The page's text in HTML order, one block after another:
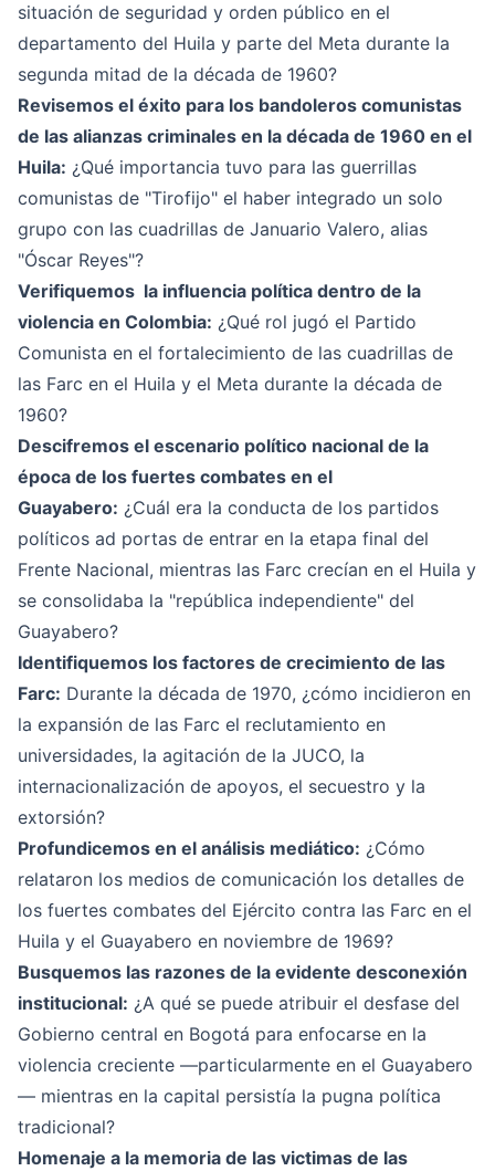
situación de seguridad y orden público en el
departamento del Huila y parte del Meta durante la
segunda mitad de la década de 1960?
Revisemos el éxito para los bandoleros comunistas
de las alianzas criminales en la década de 1960 en el
Huila: ¿Qué importancia tuvo para las guerrillas
comunistas de "Tirofijo" el haber integrado un solo
grupo con las cuadrillas de Januario Valero, alias
"Óscar Reyes"?
Verifiquemos la influencia política dentro de la
violencia en Colombia: ¿Qué rol jugó el Partido
Comunista en el fortalecimiento de las cuadrillas de
las Farc en el Huila y el Meta durante la década de
1960?
Descifremos el escenario político nacional de la
época de los fuertes combates en el
Guayabero: ¿Cuál era la conducta de los partidos
políticos ad portas de entrar en la etapa final del
Frente Nacional, mientras las Farc crecían en el Huila y
se consolidaba la "república independiente" del
Guayabero?
Identifiquemos los factores de crecimiento de las
Farc: Durante la década de 1970, ¿cómo incidieron en
la expansión de las Farc el reclutamiento en
universidades, la agitación de la JUCO, la
internacionalización de apoyos, el secuestro y la
extorsión?
Profundicemos en el análisis mediático: ¿Cómo
relataron los medios de comunicación los detalles de
los fuertes combates del Ejército contra las Farc en el
Huila y el Guayabero en noviembre de 1969?
Busquemos las razones de la evidente desconexión
institucional: ¿A qué se puede atribuir el desfase del
Gobierno central en Bogotá para enfocarse en la
violencia creciente —particularmente en el Guayabero
— mientras en la capital persistía la pugna política
tradicional?
Homenaje a la memoria de las victimas de las